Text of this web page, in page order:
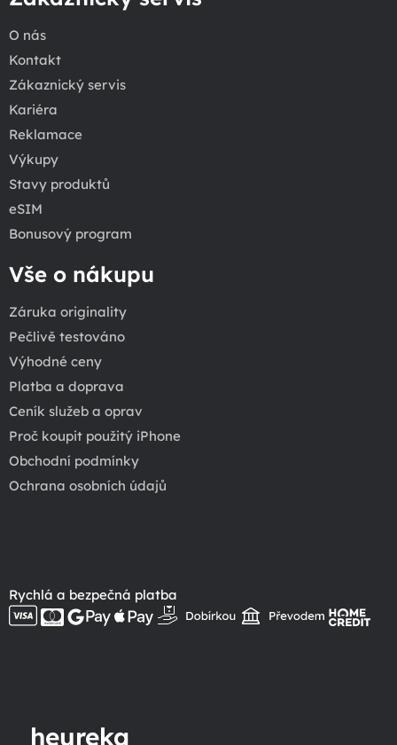
O nás
Kontakt
Zákaznický servis
Kariéra
Reklamace
Výkupy
Stavy produktů
eSIM
Bonusový program
Vše o nákupu
Záruka originality
Pečlivě testováno
Výhodné ceny
Platba a doprava
Ceník služeb a oprav
Proč koupit použitý iPhone
Obchodní podmínky
Ochrana osobních údajů
Rychlá a bezpečná platba
heureka